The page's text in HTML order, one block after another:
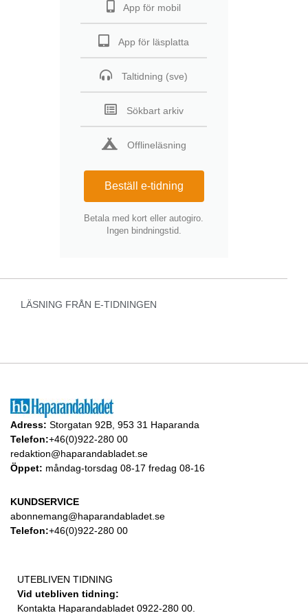
App för mobil
App för läsplatta
Taltidning (sve)
Sökbart arkiv
Offlineläsning
Beställ e-tidning
Betala med kort eller autogiro.
Ingen bindningstid.
LÄSNING FRÅN E-TIDNINGEN
Adress: Storgatan 92B, 953 31 Haparanda
Telefon:+46(0)922-280 00
redaktion@haparandabladet.se
Öppet: måndag-torsdag 08-17 fredag 08-16
KUNDSERVICE
abonnemang@haparandabladet.se
Telefon:+46(0)922-280 00
UTEBLIVEN TIDNING
Vid utebliven tidning:
Kontakta Haparandabladet 0922-280 00.